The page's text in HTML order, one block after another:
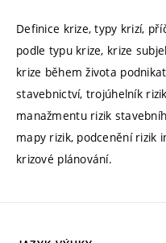
Definice krize, typy krizí,
podle typu krize, krize
krize během života
stavebnictví, trojúhelník
manažmentu rizik
mapy rizik, podcenění rizik
krizové plánování.